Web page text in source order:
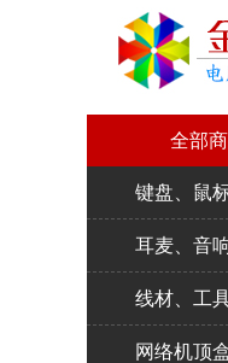
全部
键盘、鼠
耳麦、音
线材、工
网络机顶